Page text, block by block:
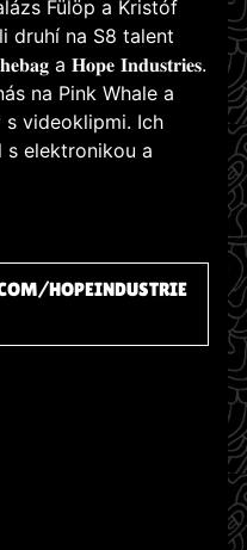
Fülöp a Kristóf
druhí na S8 talent
a 𝐇𝐨𝐩𝐞 𝐈𝐧𝐝𝐮𝐬𝐭𝐫𝐢𝐞𝐬.
na Pink Whale a
videoklipmi. Ich
s elektronikou a
HOPEINDUSTRIE